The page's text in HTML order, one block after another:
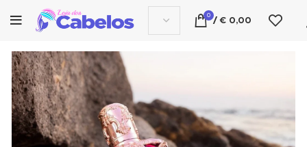
0
/ € 0,00